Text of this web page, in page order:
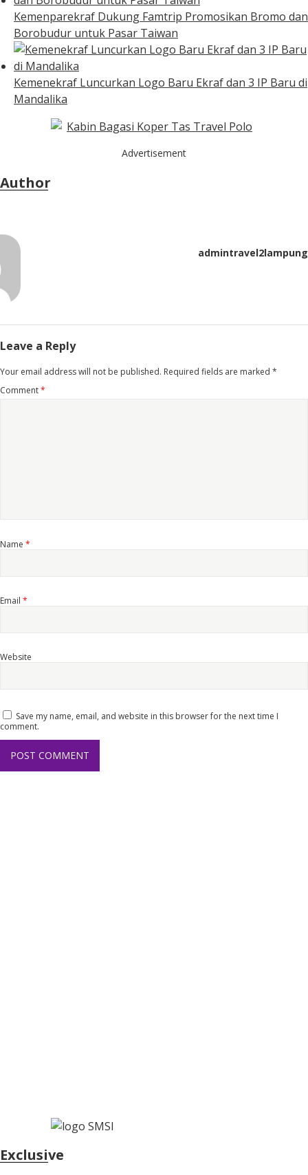
Kemenparekraf Dukung Famtrip Promosikan Bromo dan
Borobudur untuk Pasar Taiwan
Kemenekraf Luncurkan Logo Baru Ekraf dan 3 IP Baru di
Mandalika
Advertisement
Author
admintravel2lampung
Leave a Reply
Your email address will not be published. Required fields are marked *
Comment*
Name *
Email *
Website
Save my name, email, and website in this browser for the next time I
comment.
Exclusive